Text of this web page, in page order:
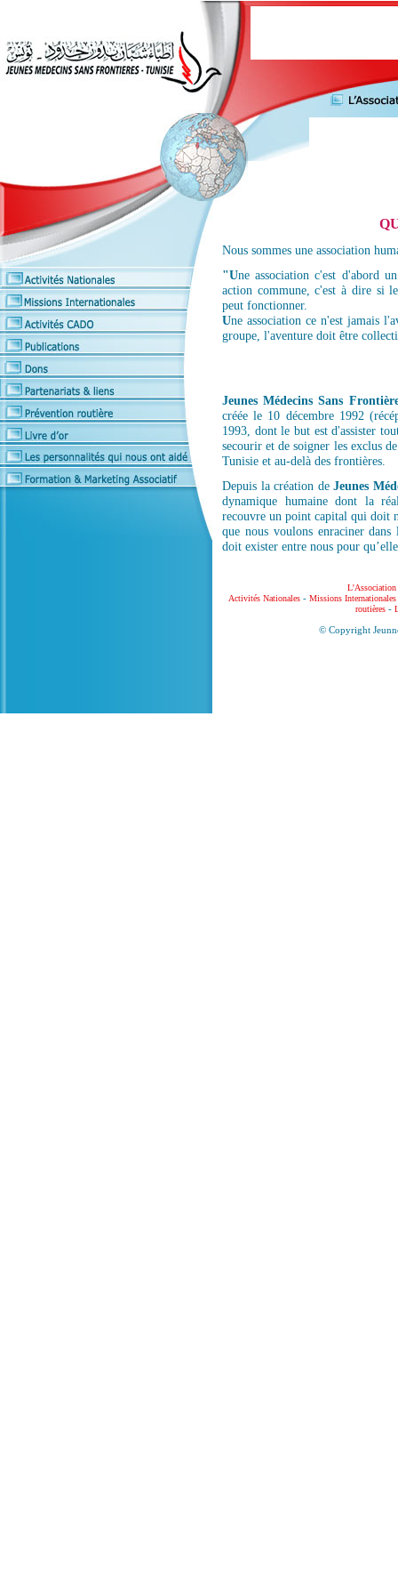
Nous sommes une association
"Une association c'est d'abord
action commune, c'est à dire si
peut fonctionner.
Une association ce n'est jamais
groupe, l'aventure doit être
Jeunes Médecins Sans
créée le 10 décembre 1992
1993, dont le but est d'assister
secourir et de soigner les exclus
Tunisie et au-delà des frontières.
Depuis la création deJeunes
dynamique humaine dont la
recouvre un point capital qui doit
que nous voulons enraciner
doit exister entre nous pour
L'Association
Activités Nationales - Missions Internationales
routières-
© Copyright